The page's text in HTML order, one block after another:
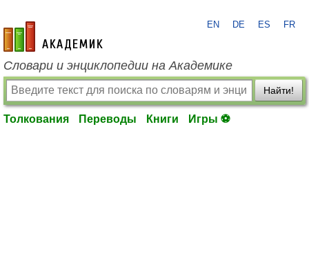
academic.ru
EN DE ES FR
Словари и энциклопедии на Академике
Найти!
Толкования Переводы Книги Игры ⚽